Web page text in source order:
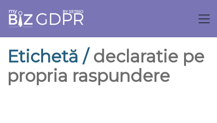
Etichetă / declaratie pe
propria raspundere